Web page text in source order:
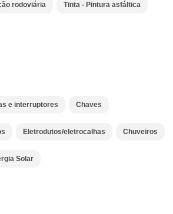
rodoviária Tinta - Pintura asfáltica
e interruptores Chaves
Eletrodutos/eletrocalhas Chuveiros
Solar